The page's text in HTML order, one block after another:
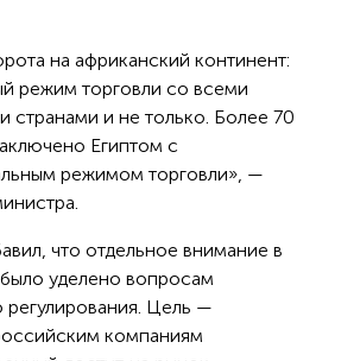
на африканский континент:
режим торговли со всеми
странами и не только. Более 70
Египтом с
режимом торговли», —
что отдельное внимание в
уделено вопросам
регулирования. Цель —
компаниям